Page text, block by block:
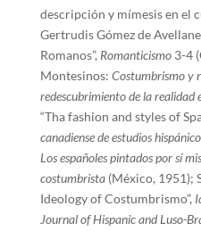
descripción y mímesis en el
Gertrudis Gómez de
Romanos”, Romanticismo 3-4
Montesinos: Costumbrismo y
redescubrimiento de la realidad
“Tha fashion and styles of
canadiense de estudios
Los españoles pintados por sí
costumbrista(México, 1951);
Ideology of Costumbrismo”,
Journal of Hispanic and Luso-